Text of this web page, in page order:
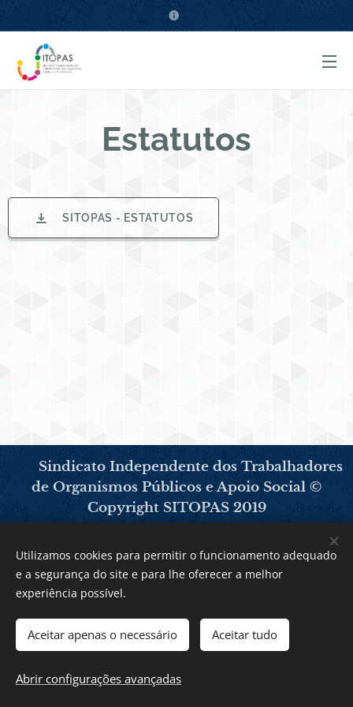
Estatutos
SITOPAS - ESTATUTOS
Sindicato Independente dos Trabalhadores
de Organismos Públicos e Apoio Social ©
Copyright SITOPAS 2019
Avenida Dr. Lourenço Peixinho 146-Centro
Comercial Oita 2º Piso loja 407 3800-160 Aveiro
Tlf: 234060079 - Tlm: 934213865
Horário de atendimento: Dias úteis das 9h00 -
Cookies
Utilizamos cookies para permitir o funcionamento adequado
e a segurança do site e para lhe oferecer a melhor
experiência possível.
Aceitar apenas o necessário Aceitar tudo
Abrir configurações avançadas